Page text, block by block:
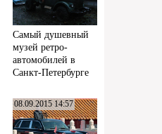
Самый душевный
музей ретро-
автомобилей в
Санкт-Петербурге
08.09.2015 14:57